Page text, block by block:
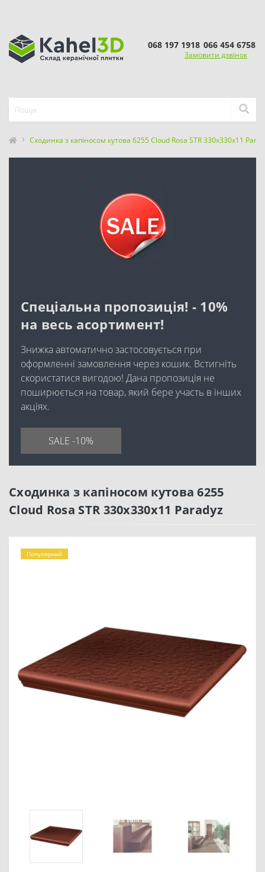
068 197 1918 066 454 6758
Замовити дзвінок
Сходинка з капіносом кутова 6255 Cloud Rosa STR 330x330x11
Спеціальна пропозиція! - 10%
на весь асортимент!
Знижка автоматично застосовується при
оформленні замовлення через кошик. Встигніть
скористатися вигодою! Дана пропозиція не
поширюється на товар, який бере участь в інших
акціях.
SALE -10%
Сходинка з капіносом кутова 6255
Cloud Rosa STR 330x330x11 Paradyz
Популярний